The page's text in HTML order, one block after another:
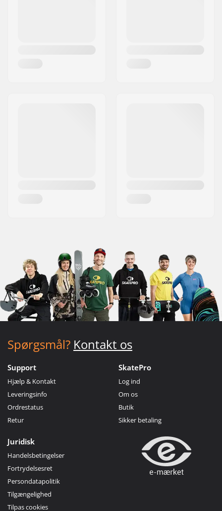
Spørgsmål? Kontakt os
Support
Hjælp & Kontakt
Leveringsinfo
Ordrestatus
Retur
SkatePro
Log ind
Om os
Butik
Sikker betaling
Juridisk
Handelsbetingelser
Fortrydelsesret
Persondatapolitik
Tilgængelighed
Tilpas cookies